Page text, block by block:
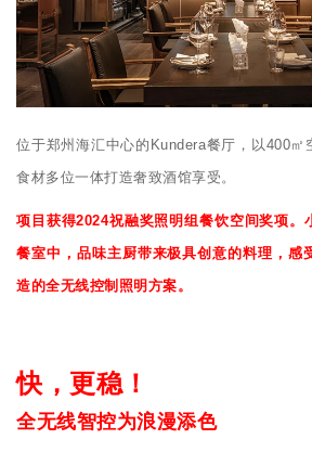
位于郑州海汇中心的Kundera餐厅，以400㎡
食材多位一体打造奢致酒馆享受。
项目获得2024祝融奖照明组餐饮空间奖项。
餐室中，品味主厨带来极具创意的料理，感
造的全无线控制照明方案。
快，更稳！
全无线智控为浪漫添色